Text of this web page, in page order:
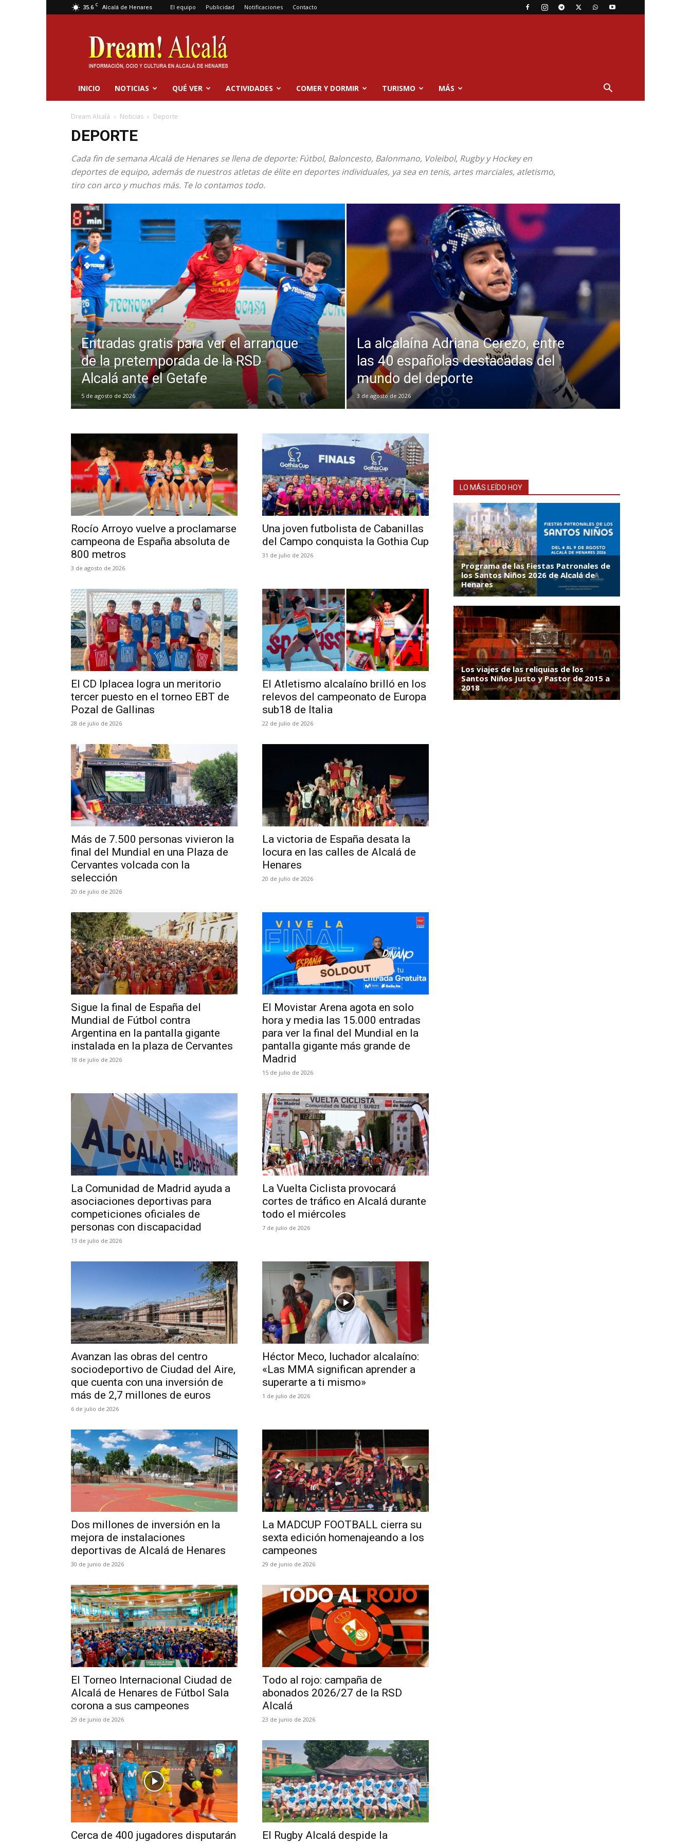
35.6 C Alcalá de Henares El equipo Publicidad Notificaciones Contacto
Dream
Alcalá
INICIO NOTICIAS QUÉ VER ACTIVIDADES COMER Y DORMIR TURISMO MÁS
Dream Alcalá Noticias Deporte
DEPORTE
Cada fin de semana Alcalá de Henares se llena de deporte: Fútbol, Baloncesto, Balonmano, Voleibol, Rugby y Hockey en
deportes de equipo, además de nuestros atletas de élite en deportes individuales, ya sea en tenis, artes marciales, atletismo,
tiro con arco y muchos más. Te lo contamos todo.
Entradas gratis para ver el arranque
de la pretemporada de la RSD
Alcalá ante el Getafe
5 de agosto de 2026
La alcalaína Adriana Cerezo, entre
las 40 españolas destacadas del
mundo del deporte
3 de agosto de 2026
Rocío Arroyo vuelve a proclamarse
campeona de España absoluta de
800 metros
3 de agosto de 2026
Una joven futbolista de Cabanillas
del Campo conquista la Gothia Cup
31 de julio de 2026
El CD Iplacea logra un meritorio
tercer puesto en el torneo EBT de
Pozal de Gallinas
28 de julio de 2026
El Atletismo alcalaíno brilló en los
relevos del campeonato de Europa
sub18 de Italia
22 de julio de 2026
Más de 7.500 personas vivieron la
final del Mundial en una Plaza de
Cervantes volcada con la
selección
20 de julio de 2026
La victoria de España desata la
locura en las calles de Alcalá de
Henares
20 de julio de 2026
Sigue la final de España del
Mundial de Fútbol contra
Argentina en la pantalla gigante
instalada en la plaza de Cervantes
18 de julio de 2026
El Movistar Arena agota en solo
hora y media las 15.000 entradas
para ver la final del Mundial en la
pantalla gigante más grande de
Madrid
15 de julio de 2026
La Comunidad de Madrid ayuda a
asociaciones deportivas para
competiciones oficiales de
personas con discapacidad
13 de julio de 2026
La Vuelta Ciclista provocará
cortes de tráfico en Alcalá durante
todo el miércoles
7 de julio de 2026
Avanzan las obras del centro
sociodeportivo de Ciudad del Aire,
que cuenta con una inversión de
más de 2,7 millones de euros
6 de julio de 2026
Héctor Meco, luchador alcalaíno:
«Las MMA significan aprender a
superarte a ti mismo»
1 de julio de 2026
Dos millones de inversión en la
mejora de instalaciones
deportivas de Alcalá de Henares
30 de junio de 2026
La MADCUP FOOTBALL cierra su
sexta edición homenajeando a los
campeones
29 de junio de 2026
El Torneo Internacional Ciudad de
Alcalá de Henares de Fútbol Sala
corona a sus campeones
29 de junio de 2026
Todo al rojo: campaña de
abonados 2026/27 de la RSD
Alcalá
23 de junio de 2026
Cerca de 400 jugadores disputarán
El Rugby Alcalá despide la
LO MÁS LEÍDO HOY